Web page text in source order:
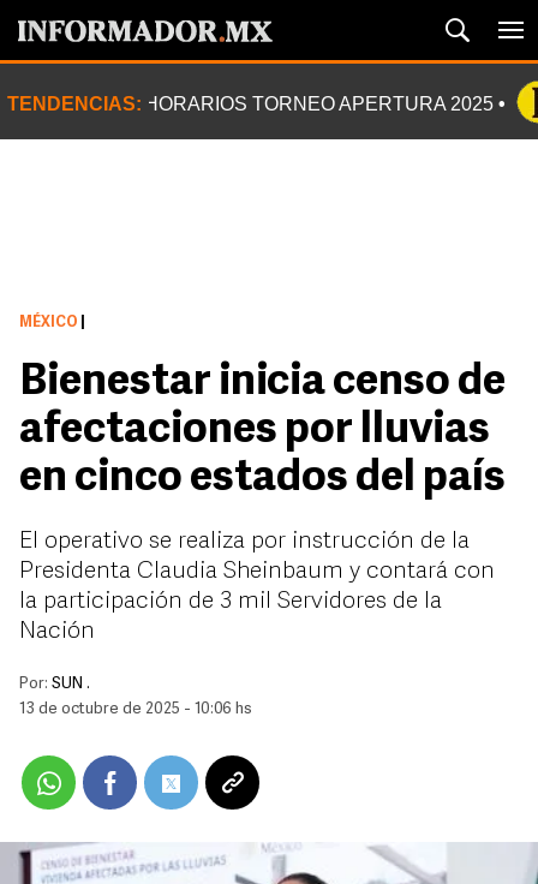
TENDENCIAS: HORARIOS TORNEO APERTURA 2025
MÉXICO
Bienestar inicia censo de
afectaciones por lluvias
en cinco estados del país
El operativo se realiza por instrucción de la
Presidenta Claudia Sheinbaum y contará con
la participación de 3 mil Servidores de la
Nación
Por: SUN .
13 de octubre de 2025 - 10:06 hs